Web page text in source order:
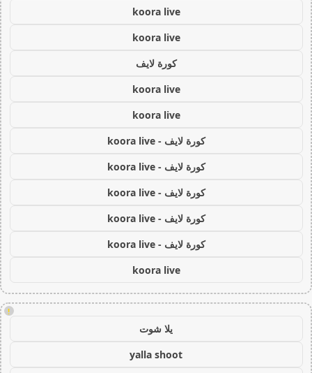
koora live
koora live
كورة لايف
koora live
koora live
كورة لايف - koora live
كورة لايف - koora live
كورة لايف - koora live
كورة لايف - koora live
كورة لايف - koora live
koora live
!
يلا شوت
yalla shoot